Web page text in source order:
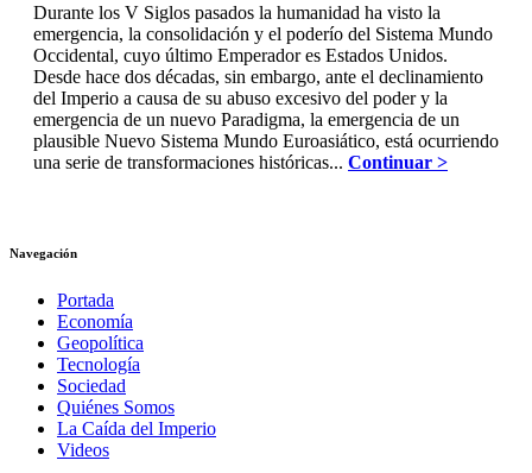
Durante los V Siglos pasados la humanidad ha visto la
emergencia, la consolidación y el poderío del Sistema Mundo
Occidental, cuyo último Emperador es Estados Unidos.
Desde hace dos décadas, sin embargo, ante el declinamiento
del Imperio a causa de su abuso excesivo del poder y la
emergencia de un nuevo Paradigma, la emergencia de un
plausible Nuevo Sistema Mundo Euroasiático, está ocurriendo
una serie de transformaciones históricas... Continuar >
Navegación
Portada
Economía
Geopolítica
Tecnología
Sociedad
Quiénes Somos
La Caída del Imperio
Videos